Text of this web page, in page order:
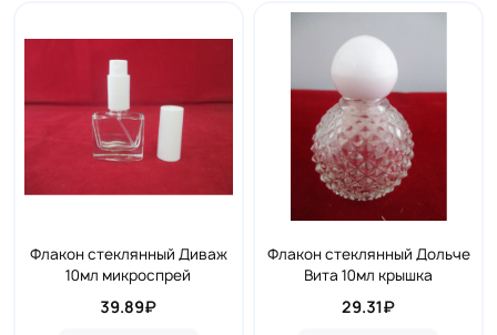
Флакон стеклянный Диваж
10мл микроспрей
39.89₽
Флакон стеклянный Дольче
Вита 10мл крышка
29.31₽